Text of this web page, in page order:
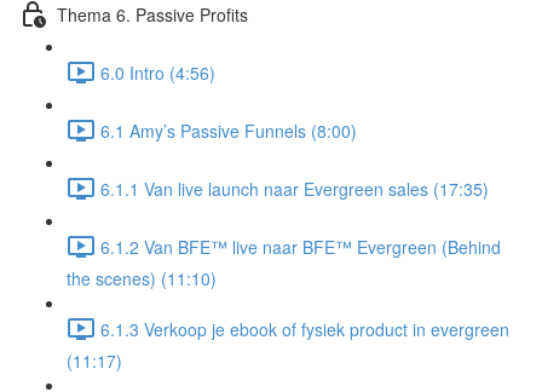
Thema 6. Passive Profits
6.0 Intro (4:56)
6.1 Amy’s Passive Funnels (8:00)
6.1.1 Van live launch naar Evergreen sales (17:35)
6.1.2 Van BFE™ live naar BFE™ Evergreen (Behind
the scenes) (11:10)
6.1.3 Verkoop je ebook of fysiek product in evergreen
(11:17)